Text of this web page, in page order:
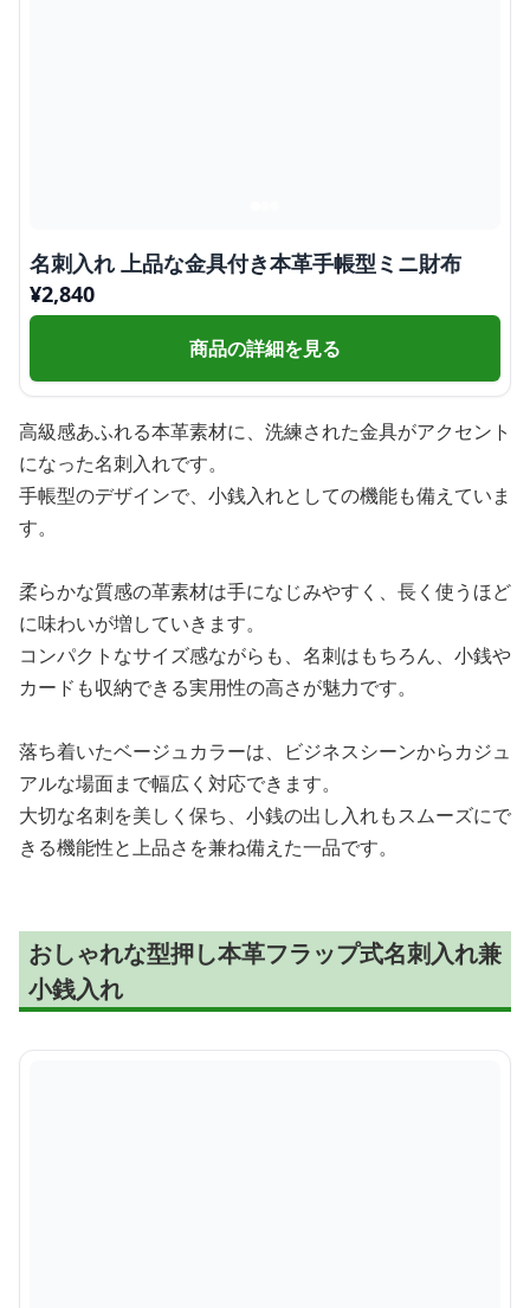
名刺入れ 上品な金具付き本革手帳型ミニ財布
¥2,840
商品の詳細を見る
高級感あふれる本革素材に、洗練された金具がアクセント
になった名刺入れです。
手帳型のデザインで、小銭入れとしての機能も備えていま
す。
柔らかな質感の革素材は手になじみやすく、長く使うほど
に味わいが増していきます。
コンパクトなサイズ感ながらも、名刺はもちろん、小銭や
カードも収納できる実用性の高さが魅力です。
落ち着いたベージュカラーは、ビジネスシーンからカジュ
アルな場面まで幅広く対応できます。
大切な名刺を美しく保ち、小銭の出し入れもスムーズにで
きる機能性と上品さを兼ね備えた一品です。
おしゃれな型押し本革フラップ式名刺入れ兼
小銭入れ